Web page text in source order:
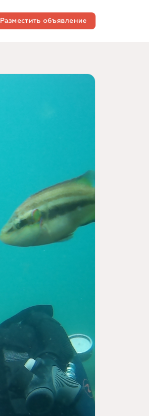
Разместить объявление